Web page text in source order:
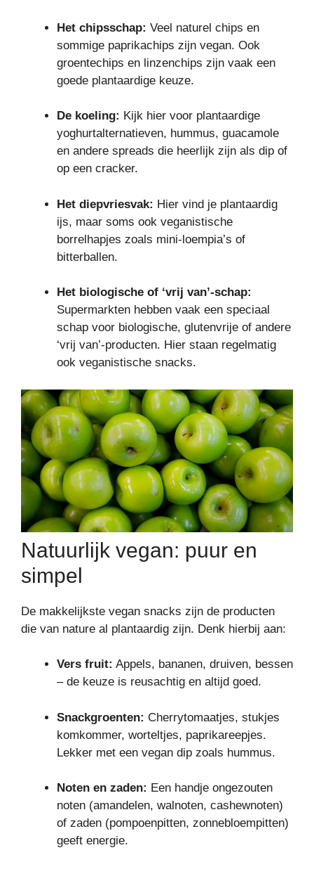
Het chipsschap: Veel naturel chips en
sommige paprikachips zijn vegan. Ook
groentechips en linzenchips zijn vaak een
goede plantaardige keuze.
De koeling: Kijk hier voor plantaardige
yoghurtalternatieven, hummus, guacamole
en andere spreads die heerlijk zijn als dip of
op een cracker.
Het diepvriesvak: Hier vind je plantaardig
ijs, maar soms ook veganistische
borrelhapjes zoals mini-loempia’s of
bitterballen.
Het biologische of ‘vrij van’-schap:
Supermarkten hebben vaak een speciaal
schap voor biologische, glutenvrije of andere
‘vrij van’-producten. Hier staan regelmatig
ook veganistische snacks.
Natuurlijk vegan: puur en
simpel
De makkelijkste vegan snacks zijn de producten
die van nature al plantaardig zijn. Denk hierbij aan:
Vers fruit: Appels, bananen, druiven, bessen
– de keuze is reusachtig en altijd goed.
Snackgroenten: Cherrytomaatjes, stukjes
komkommer, worteltjes, paprikareepjes.
Lekker met een vegan dip zoals hummus.
Noten en zaden: Een handje ongezouten
noten (amandelen, walnoten, cashewnoten)
of zaden (pompoenpitten, zonnebloempitten)
geeft energie.